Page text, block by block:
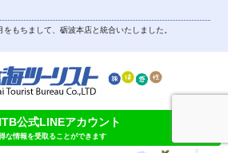
もちまして、砺波本店と統合いたしました。
公式LINEアカウント
な情報を受取ることができます